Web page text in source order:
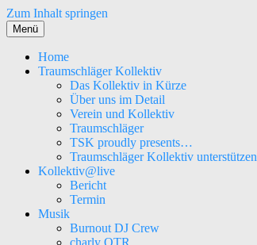
Zum Inhalt springen
Menü
Home
Traumschläger Kollektiv
Das Kollektiv in Kürze
Über uns im Detail
Verein und Kollektiv
Traumschläger
TSK proudly presents…
Traumschläger Kollektiv unterstützen
Kollektiv@live
Bericht
Termin
Musik
Burnout DJ Crew
charly OTR